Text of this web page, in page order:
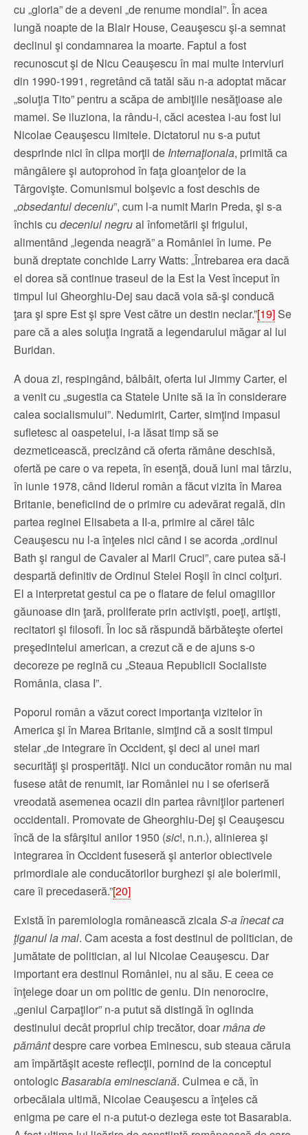
cu „gloria” de a deveni „de renume mondial”. În acea
lungă noapte de la Blair House, Ceauşescu şi-a semnat
declinul şi condamnarea la moarte. Faptul a fost
recunoscut şi de Nicu Ceauşescu în mai multe interviuri
din 1990-1991, regretând că tatăl său n-a adoptat măcar
„soluţia Tito” pentru a scăpa de ambiţiile nesăţioase ale
mamei. Se iluziona, la rându-i, căci acestea i-au fost lui
Nicolae Ceauşescu limitele. Dictatorul nu s-a putut
desprinde nici în clipa morţii de Internaţionala, primită ca
mângâiere şi autoprohod în faţa gloanţelor de la
Târgovişte. Comunismul bolşevic a fost deschis de
„obsedantul deceniu”, cum l-a numit Marin Preda, şi s-a
închis cu deceniul negrual înfometării şi frigului,
alimentând „legenda neagră” a României în lume. Pe
bună dreptate conchide Larry Watts: „Întrebarea era dacă
el dorea să continue traseul de la Est la Vest început în
timpul lui Gheorghiu-Dej sau dacă voia să-şi conducă
ţara şi spre Est şi spre Vest către un destin neclar.”[19] Se
pare că a ales soluţia ingrată a legendarului măgar al lui
Buridan.
A doua zi, respingând, bâlbâit, oferta lui Jimmy Carter, el
a venit cu „sugestia ca Statele Unite să ia în considerare
calea socialismului”. Nedumirit, Carter, simţind impasul
sufletesc al oaspetelui, i-a lăsat timp să se
dezmeticească, precizând că oferta rămâne deschisă,
ofertă pe care o va repeta, în esenţă, două luni mai târziu,
în iunie 1978, când liderul român a făcut vizita în Marea
Britanie, beneficiind de o primire cu adevărat regală, din
partea reginei Elisabeta a II-a, primire al cărei tâlc
Ceauşescu nu l-a înţeles nici când i se acorda „ordinul
Bath şi rangul de Cavaler al Marii Cruci”, care putea să-l
despartă definitiv de Ordinul Stelei Roşii în cinci colţuri.
El a interpretat gestul ca pe o flatare de felul omagiilor
găunoase din ţară, proliferate prin activişti, poeţi, artişti,
recitatori şi filosofi. În loc să răspundă bărbăteşte ofertei
preşedintelui american, a crezut că e de ajuns s-o
decoreze pe regină cu „Steaua Republicii Socialiste
România, clasa I”.
Poporul român a văzut corect importanţa vizitelor în
America şi în Marea Britanie, simţind că a sosit timpul
stelar „de integrare în Occident, şi deci al unei mari
securităţi şi prosperităţi. Nici un conducător român nu mai
fusese atât de renumit, iar României nu i se oferiseră
vreodată asemenea ocazii din partea râvniţilor parteneri
occidentali. Promovate de Gheorghiu-Dej şi Ceauşescu
încă de la sfârşitul anilor 1950 (sic!, n.n.), alinierea şi
integrarea în Occident fuseseră şi anterior obiectivele
primordiale ale conducătorilor burghezi şi ale boierimii,
care îi precedaseră.”[20]
Există în paremiologia românească zicalaS-a înecat ca
ţiganul la mal. Cam acesta a fost destinul de politician, de
jumătate de politician, al lui Nicolae Ceauşescu. Dar
important era destinul României, nu al său. E ceea ce
înţelege doar un om politic de geniu. Din nenorocire,
„geniul Carpaţilor” n-a putut să distingă în oglinda
destinului decât propriul chip trecător, doarmâna de
pământdespre care vorbea Eminescu, sub steaua căruia
am împărtăşit aceste reflecţii, pornind de la conceptul
ontologicBasarabiaeminesciană. Culmea e că, în
orbecăiala ultimă, Nicolae Ceauşescu a înţeles că
enigma pe care el n-a putut-o dezlega este tot Basarabia.